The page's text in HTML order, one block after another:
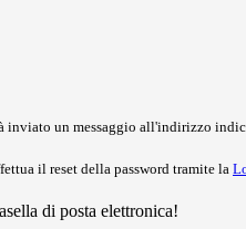
inviato un messaggio all'indirizzo
il reset della password tramite la
di posta elettronica!